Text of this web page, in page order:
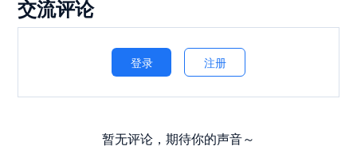
交流评论
登录 注册
暂无评论，期待你的声音～